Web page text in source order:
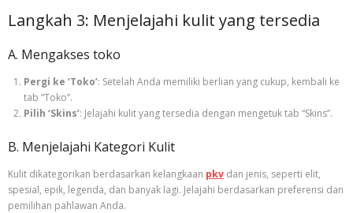
Langkah 3: Menjelajahi kulit yang tersedia
A. Mengakses toko
Pergi ke ‘Toko’: Setelah Anda memiliki berlian yang cukup, kembali ke
tab “Toko”.
Pilih ‘Skins’: Jelajahi kulit yang tersedia dengan mengetuk tab “Skins”.
B. Menjelajahi Kategori Kulit
Kulit dikategorikan berdasarkan kelangkaan pkv dan jenis, seperti elit,
spesial, epik, legenda, dan banyak lagi. Jelajahi berdasarkan preferensi dan
pemilihan pahlawan Anda.